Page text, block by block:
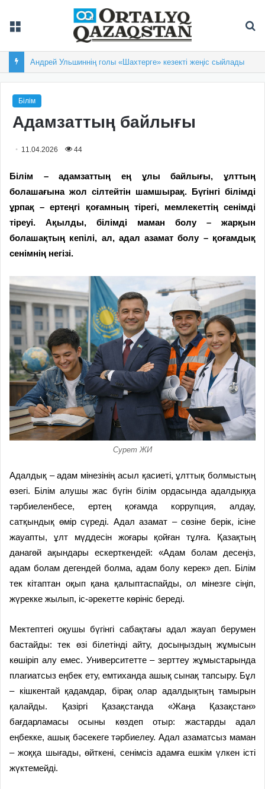
Андрей Ульшиннің голы «Шахтерге» кезекті жеңіс сыйлады
Білім
Адамзаттың байлығы
11.04.2026 44
Білім – адамзаттың ең ұлы байлығы, ұлттың
болашағына жол сілтейтін шамшырақ. Бүгінгі білімді
ұрпақ – ертеңгі қоғамның тірегі, мемлекеттің сенімді
тіреуі. Ақылды, білімді маман болу – жарқын
болашақтың кепілі, ал, адал азамат болу – қоғамдық
сенімнің негізі.
Сурет ЖИ
Адалдық – адам мінезінің асыл қасиеті, ұлттық болмыстың
өзегі. Білім алушы жас бүгін білім ордасында адалдыққа
тәрбиеленбесе, ертең қоғамда коррупция, алдау,
сатқындық өмір сүреді. Адал азамат – сөзіне берік, ісіне
жауапты, ұлт мүддесін жоғары қойған тұлға. Қазақтың
данагөй ақындары ескерткендей: «Адам болам десеңіз,
адам болам дегендей болма, адам болу керек» деп. Білім
тек кітаптан оқып қана қалыптаспайды, ол мінезге сіңіп,
жүрекке жылып, іс-әрекетте көрініс береді.
Мектептегі оқушы бүгінгі сабақтағы адал жауап берумен
бастайды: тек өзі білетінді айту, досыңыздың жұмысын
көшіріп алу емес. Университетте – зерттеу жұмыстарында
плагиатсыз еңбек ету, емтиханда ашық сынақ тапсыру. Бұл
– кішкентай қадамдар, бірақ олар адалдықтың тамырын
қалайды. Қазіргі Қазақстанда «Жаңа Қазақстан»
бағдарламасы осыны көздеп отыр: жастарды адал
еңбекке, ашық бәсекеге тәрбиелеу. Адал азаматсыз маман
– жоққа шығады, өйткені, сенімсіз адамға ешкім үлкен істі
жүктемейді.